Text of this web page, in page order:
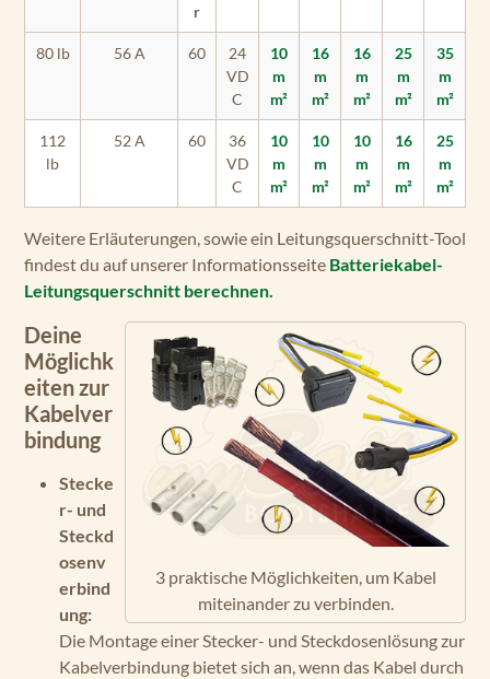
r
80 lb 56 A 60
24
VD
C
10
m
m²
16
m
m²
16
m
m²
25
m
m²
35
m
m²
112
lb
52 A 60
36
VD
C
10
m
m²
10
m
m²
10
m
m²
16
m
m²
25
m
m²
Weitere Erläuterungen, sowie ein Leitungsquerschnitt-Tool
findest du auf unserer Informationsseite Batteriekabel-
Leitungsquerschnitt berechnen.
3 praktische Möglichkeiten, um Kabel
miteinander zu verbinden.
Deine
Möglichk
eiten zur
Kabelver
bindung
Stecke
r- und
Steckd
osenv
erbind
ung:
Die Montage einer Stecker- und Steckdosenlösung zur
Kabelverbindung bietet sich an, wenn das Kabel durch